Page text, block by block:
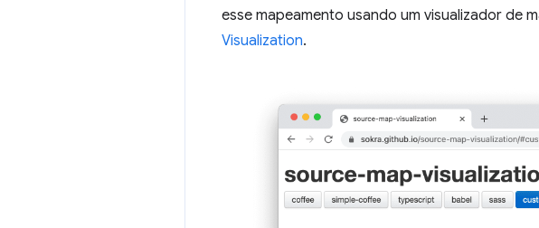
esse mapeamento usando um visualizador de
Visualization.